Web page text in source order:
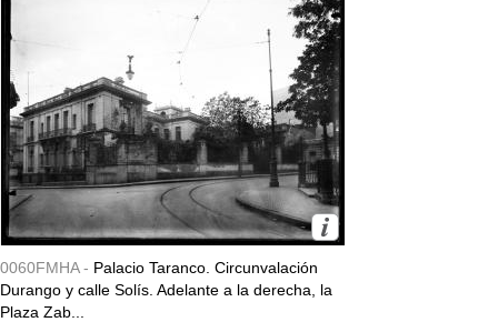
0060FMHA - Palacio Taranco. Circunvalación
Durango y calle Solís. Adelante a la derecha, la
Plaza Zab...